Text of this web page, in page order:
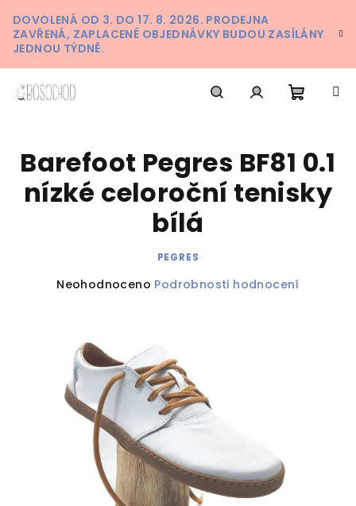
na
obsah
DOVOLENÁ OD 3. DO 17. 8. 2026. PRODEJNA
ZAVŘENÁ, ZAPLACENÉ OBJEDNÁVKY BUDOU ZASÍLÁNY
JEDNOU TÝDNĚ.
košík
Barefoot Pegres BF81 0.1
nízké celoroční tenisky
bílá
PEGRES
Průměrné
hvězdiček.
Neohodnoceno Podrobnosti hodnocení